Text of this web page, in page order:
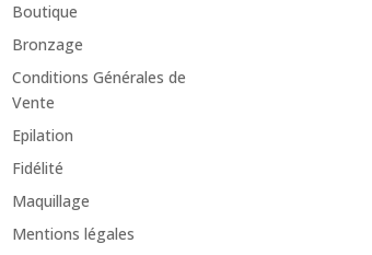
Boutique
Bronzage
Conditions Générales de
Vente
Epilation
Fidélité
Maquillage
Mentions légales